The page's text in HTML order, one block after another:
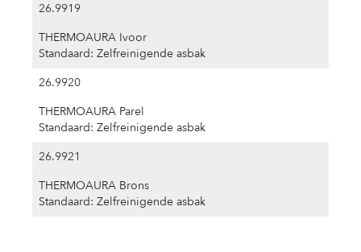
26.9919
THERMOAURA Ivoor
Standaard: Zelfreinigende asbak
26.9920
THERMOAURA Parel
Standaard: Zelfreinigende asbak
26.9921
THERMOAURA Brons
Standaard: Zelfreinigende asbak